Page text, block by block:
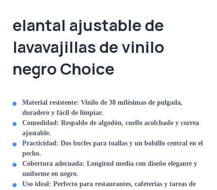
elantal ajustable de
lavavajillas de vinilo
negro Choice
Material resistente: Vinilo de 38 milésimas de pulgada,
duradero y fácil de limpiar.
Comodidad: Respaldo de algodón, cuello acolchado y correa
ajustable.
Practicidad: Dos bucles para toallas y un bolsillo central en el
pecho.
Cobertura adecuada: Longitud media con diseño elegante y
uniforme en negro.
Uso ideal: Perfecto para restaurantes, cafeterías y tareas de